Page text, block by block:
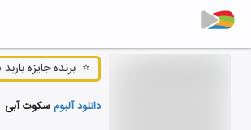
⭐ برنده جایزه باربد ۱۳۹۵
دانلود آلبومسکوت آبی